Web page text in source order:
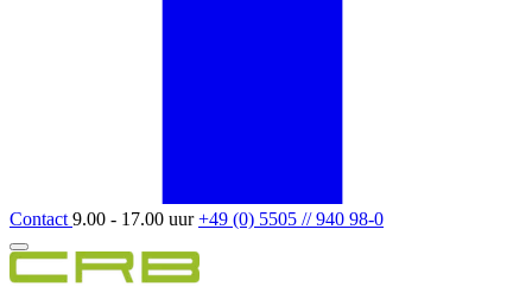
Contact 9.00 - 17.00 uur+49 (0) 5505 // 940 98-0